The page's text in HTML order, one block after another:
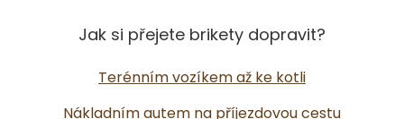
Jak si přejete brikety dopravit?
Terénním vozíkem až ke kotli
Nákladním autem na příjezdovou cestu